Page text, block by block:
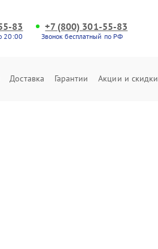
83
20:00
+7 (800) 301-55-83
Звонок бесплатный по РФ
Доставка Гарантии Акции и скидки